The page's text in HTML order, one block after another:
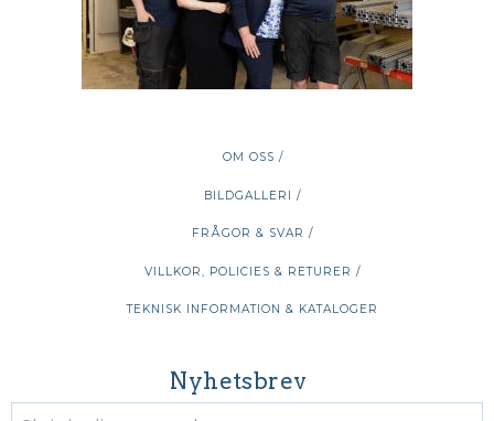
OM OSS /
BILDGALLERI /
FRÅGOR & SVAR /
VILLKOR, POLICIES & RETURER /
TEKNISK INFORMATION & KATALOGER
Nyhetsbrev